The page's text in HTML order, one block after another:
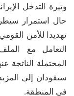
وتيرة التدخل
حال استمرار
تهديدا للأمن
التعامل مع
المحتملة الناتجة
سيقودان إلى
في المنطقة.